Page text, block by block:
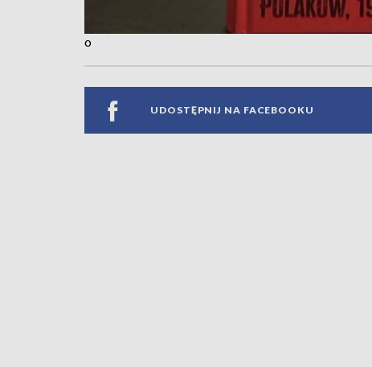
o
UDOSTĘPNIJ NA FACEBOOKU